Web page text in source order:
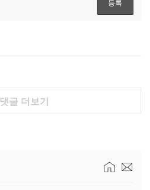
댓글 더보기